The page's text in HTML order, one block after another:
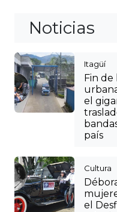
Cultura
llegar
en las
Itagüí,